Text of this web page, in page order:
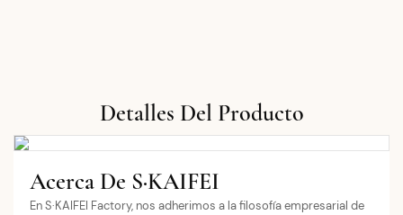
Detalles Del Producto
Acerca De S·KAIFEI
En S·KAIFEI Factory, nos adherimos a la filosofía empresarial de